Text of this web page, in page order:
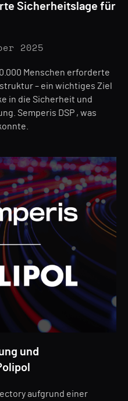
Sicherheitslage für
2025
Menschen erforderte
– ein wichtiges Ziel
in die Sicherheit und
Semperis DSP , was
und
aufgrund einer